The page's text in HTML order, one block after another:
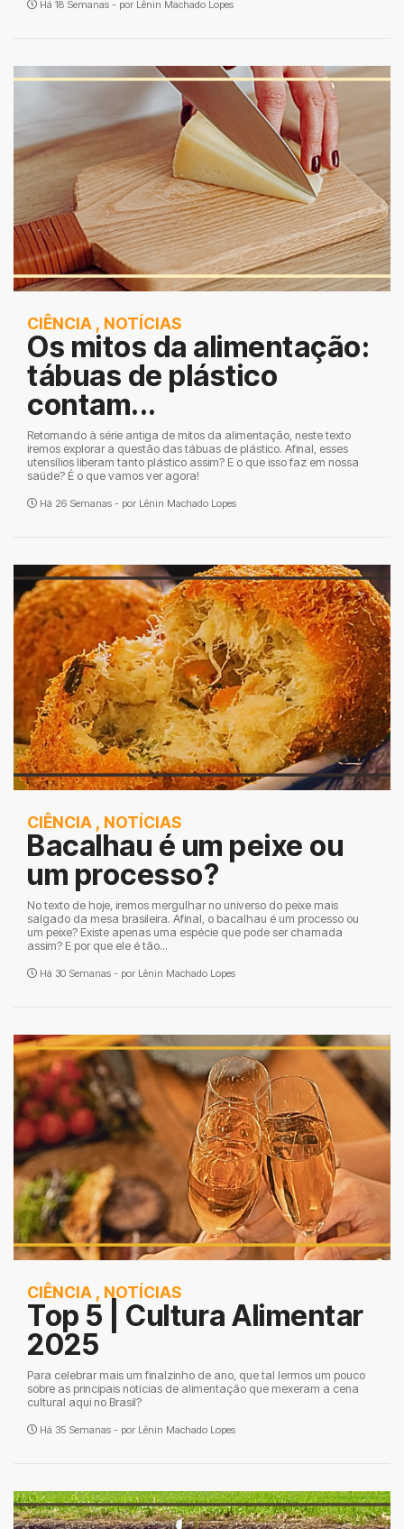
Há 18 Semanas - por Lênin Machado Lopes
CIÊNCIA , NOTÍCIAS
Os mitos da alimentação:
tábuas de plástico
contam...
Retornando à série antiga de mitos da alimentação, neste texto
iremos explorar a questão das tábuas de plástico. Afinal, esses
utensílios liberam tanto plástico assim? E o que isso faz em nossa
saúde? É o que vamos ver agora!
Há 26 Semanas - por Lênin Machado Lopes
CIÊNCIA , NOTÍCIAS
Bacalhau é um peixe ou
um processo?
No texto de hoje, iremos mergulhar no universo do peixe mais
salgado da mesa brasileira. Afinal, o bacalhau é um processo ou
um peixe? Existe apenas uma espécie que pode ser chamada
assim? E por que ele é tão...
Há 30 Semanas - por Lênin Machado Lopes
CIÊNCIA , NOTÍCIAS
Top 5 | Cultura Alimentar
2025
Para celebrar mais um finalzinho de ano, que tal lermos um pouco
sobre as principais notícias de alimentação que mexeram a cena
cultural aqui no Brasil?
Há 35 Semanas - por Lênin Machado Lopes